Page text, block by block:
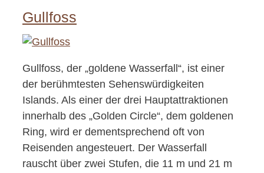
Gullfoss
Gullfoss, der „goldene Wasserfall“, ist einer
der berühmtesten Sehenswürdigkeiten
Islands. Als einer der drei Hauptattraktionen
innerhalb des „Golden Circle“, dem goldenen
Ring, wird er dementsprechend oft von
Reisenden angesteuert. Der Wasserfall
rauscht über zwei Stufen, die 11 m und 21 m